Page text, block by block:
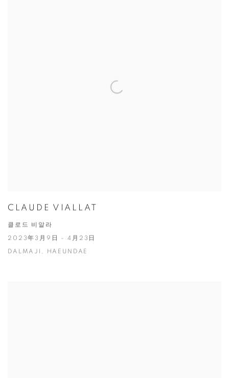
CLAUDE VIALLAT
클로드 비알라
2023年3月9日 - 4月23日
DALMAJI, HAEUNDAE